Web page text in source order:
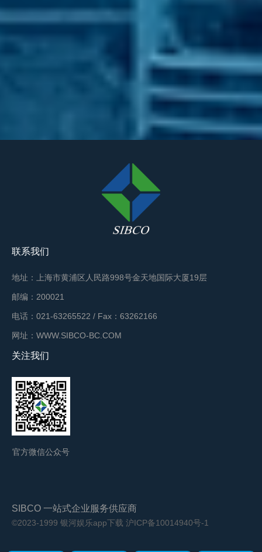
联系我们
地址：上海市黄浦区人民路998号金天地国际大厦19层
邮编：200021
电话：021-63265522 / Fax：63262166
网址：WWW.SIBCO-BC.COM
关注我们
官方微信公众号
SIBCO 一站式企业服务供应商
©2023-1999 银河娱乐app下载 沪ICP备10014940号-1